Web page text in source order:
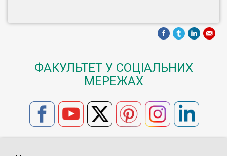
ФАКУЛЬТЕТ У СОЦІАЛЬНИХ
МЕРЕЖАХ